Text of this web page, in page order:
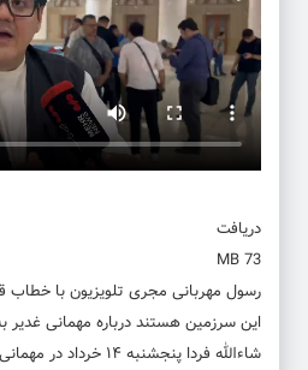
دریافت
73 MB
رسول مهربانی مجری تلویزیون با خطاب
این سرزمین هستند درباره مهمانی غدیر
شاءالله فردا پنجشنبه